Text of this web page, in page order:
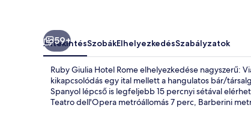
59+
ÁttekintésSzobákElhelyezkedésSzabályzatok
Ruby Giulia Hotel Rome elhelyezkedése nagyszerű:
kikapcsolódás egy ital mellett a hangulatos bár/
Spanyol lépcső is legfeljebb 15 percnyi sétával
Teatro dell'Opera metróállomás 7 perc, Barberini